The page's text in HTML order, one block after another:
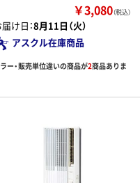
￥3,080（税込）
け日：8月11日（火）
アスクル在庫商品
ー・販売単位違いの商品が2商品ありま